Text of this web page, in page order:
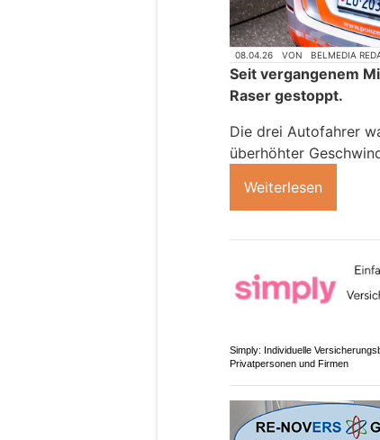
08.04.26 VON BELMEDIA
Seit vergangenem
Raser gestoppt.
Die drei Autofahrer
überhöhter
Weiterlesen
Simply: Individuelle
Privatpersonen und Firmen